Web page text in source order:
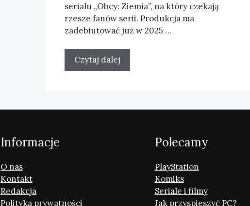
serialu „Obcy: Ziemia”, na który czekają
rzesze fanów serii. Produkcja ma
zadebiutować już w 2025 …
Czytaj dalej
Informacje
O nas
Kontakt
Redakcja
Polityka prywatności
Polecamy
PlayStation
Komiks
Seriale i filmy
Jak przyspieszyć PC?